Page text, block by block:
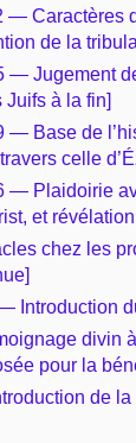
par
— Caractères
de la
— Jugement
Juifs à la fin]
— Base de
celle
— Plaidoirie
et
chez les
Introduction
divin
pour la
de